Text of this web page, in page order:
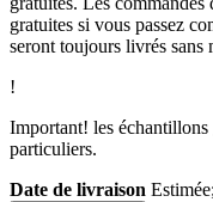
gratuites si vous passez
seront toujours livrés sans
!
Important! les échantillons
particuliers.
Date de livraison